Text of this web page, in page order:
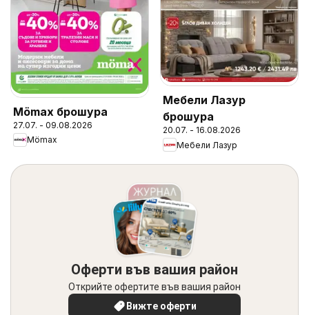
Mömax брошура
27.07. - 09.08.2026
Mömax
Мебели Лазур
брошура
20.07. - 16.08.2026
Мебели Лазур
Оферти във вашия район
Открийте офертите във вашия район
Вижте оферти